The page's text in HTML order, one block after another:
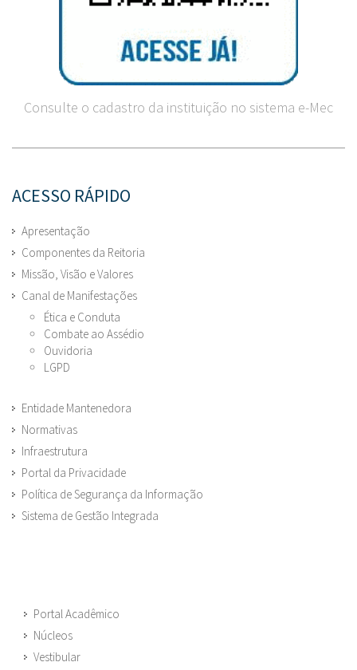
Consulte o cadastro da instituição no sistema e-Mec
ACESSO RÁPIDO
Apresentação
Componentes da Reitoria
Missão, Visão e Valores
Canal de Manifestações
Ética e Conduta
Combate ao Assédio
Ouvidoria
LGPD
Entidade Mantenedora
Normativas
Infraestrutura
Portal da Privacidade
Política de Segurança da Informação
Sistema de Gestão Integrada
Portal Acadêmico
Núcleos
Vestibular